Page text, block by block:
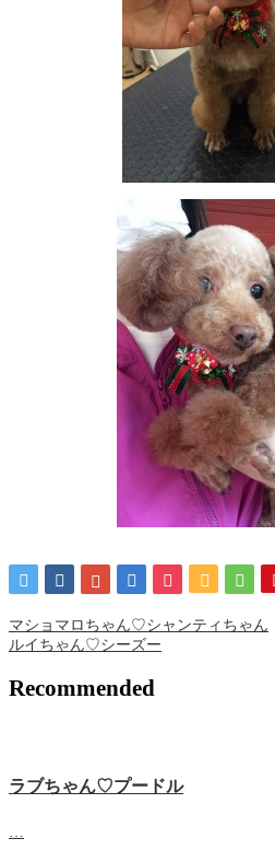
マショマロちゃん♡シャンティちゃん
ルイちゃん♡シーズー
Recommended
ラブちゃん♡プードル